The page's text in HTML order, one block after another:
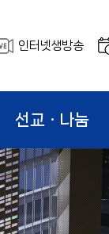
인터넷생방송
선교ㆍ나눔